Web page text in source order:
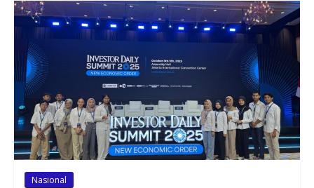
Nasional